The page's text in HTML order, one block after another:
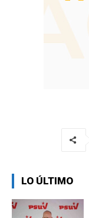
LO ÚLTIMO